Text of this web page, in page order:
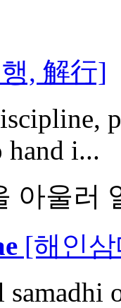
, 解行]
hand i...
아울러
[해인